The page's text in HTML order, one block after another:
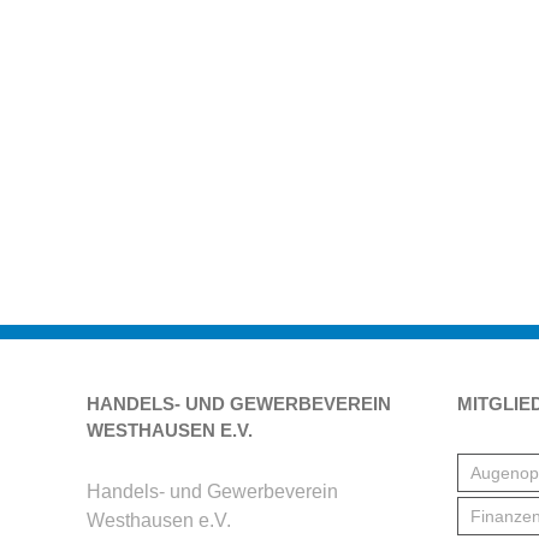
HANDELS- UND GEWERBEVEREIN
WESTHAUSEN E.V.
Handels- und Gewerbeverein
Westhausen e.V.